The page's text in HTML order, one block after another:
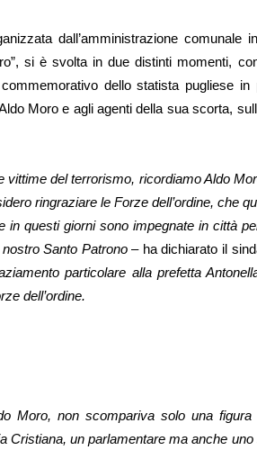
dall’amministrazione comunale
si è svolta in due distinti momenti,
dello statista pugliese
Moro e agli agenti della sua scorta,
vittime del terrorismo, ricordiamo Aldo
ringraziare le Forze dell’ordine, che
in questi giorni sono impegnate in città
Santo Patrono– ha dichiarato il
particolare alla prefetta
dell’ordine.
Moro, non scompariva solo una
Cristiana, un parlamentare ma anche uno